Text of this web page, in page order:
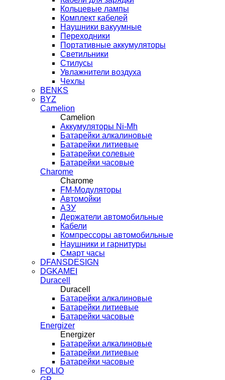
Кольцевые лампы
Комплект кабелей
Наушники вакуумные
Переходники
Портативные аккумуляторы
Светильники
Стилусы
Увлажнители воздуха
Чехлы
BENKS
BYZ
Camelion
Camelion
Аккумуляторы Ni-Mh
Батарейки алкалиновые
Батарейки литиевые
Батарейки солевые
Батарейки часовые
Charome
Charome
FM-Модуляторы
Автомойки
АЗУ
Держатели автомобильные
Кабели
Компрессоры автомобильные
Наушники и гарнитуры
Смарт часы
DFANSDESIGN
DGKAMEI
Duracell
Duracell
Батарейки алкалиновые
Батарейки литиевые
Батарейки часовые
Energizer
Energizer
Батарейки алкалиновые
Батарейки литиевые
Батарейки часовые
FOLIO